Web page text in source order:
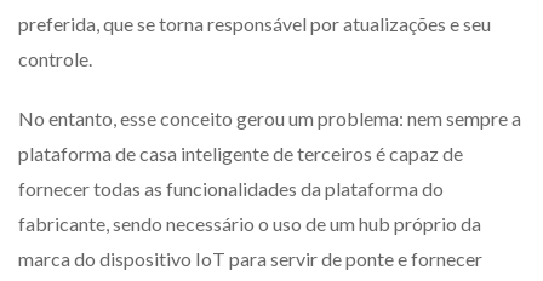
preferida, que se torna responsável por atualizações e seu
controle.
No entanto, esse conceito gerou um problema: nem sempre a
plataforma de casa inteligente de terceiros é capaz de
fornecer todas as funcionalidades da plataforma do
fabricante, sendo necessário o uso de um hub próprio da
marca do dispositivo IoT para servir de ponte e fornecer